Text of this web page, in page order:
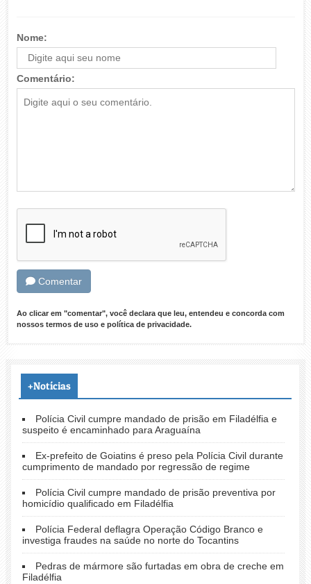
Nome:
Comentário:
Comentar
Ao clicar em "comentar", você declara que leu, entendeu e concorda com
nossos termos de usoe política de privacidade.
+Notícias
Polícia Civil cumpre mandado de prisão em Filadélfia e
suspeito é encaminhado para Araguaína
Ex-prefeito de Goiatins é preso pela Polícia Civil durante
cumprimento de mandado por regressão de regime
Polícia Civil cumpre mandado de prisão preventiva por
homicídio qualificado em Filadélfia
Polícia Federal deflagra Operação Código Branco e
investiga fraudes na saúde no norte do Tocantins
Pedras de mármore são furtadas em obra de creche em
Filadélfia